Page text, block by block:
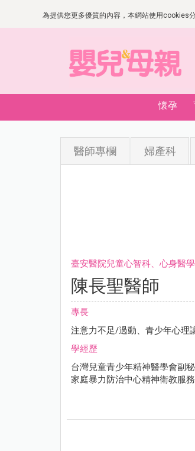
為提供您更多優質的內容，本網站使用cookies
懷孕
醫師專欄 婦產科
臺安醫院兒童心智科、心身醫
陳長聖醫師
專長
注意力不足/過動、青少年心理
學經歷
台灣兒童青少年精神醫學會副
家庭暴力防治中心精神衛教服